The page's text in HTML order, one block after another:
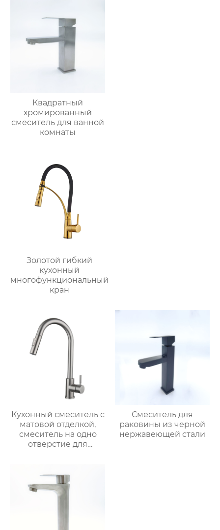
Квадратный
хромированный
смеситель для ванной
комнаты
Золотой гибкий
кухонный
многофункциональный
кран
Кухонный смеситель с
матовой отделкой,
смеситель на одно
отверстие для
Смеситель для
раковины из черной
нержавеющей стали